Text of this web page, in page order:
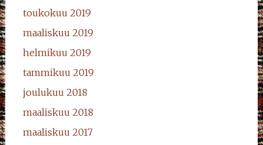
toukokuu 2019
maaliskuu 2019
helmikuu 2019
tammikuu 2019
joulukuu 2018
maaliskuu 2018
maaliskuu 2017